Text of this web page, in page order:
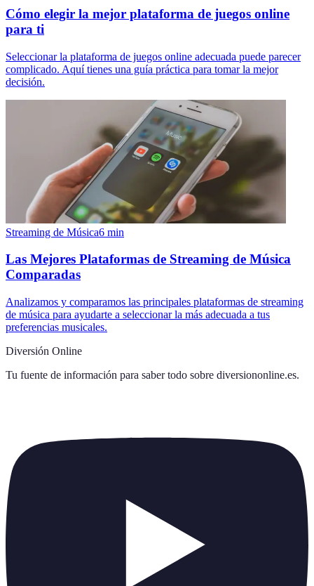
Cómo elegir la mejor plataforma de juegos online
para ti
Seleccionar la plataforma de juegos online adecuada puede parecer
complicado. Aquí tienes una guía práctica para tomar la mejor
decisión.
Streaming de Música6 min
Las Mejores Plataformas de Streaming de Música
Comparadas
Analizamos y comparamos las principales plataformas de streaming
de música para ayudarte a seleccionar la más adecuada a tus
preferencias musicales.
Diversión Online
Tu fuente de información para saber todo sobre diversiononline.es.